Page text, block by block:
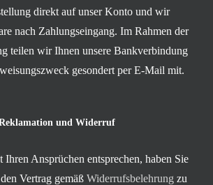
direkt auf unser Konto und wir
nach Zahlungseingang. Im Rahmen der
teilen wir Ihnen unsere Bankverbindung
gesondert per E-Mail mit.
und Widerruf
Ihren Ansprüchen entsprechen, haben Sie
Vertrag gemäß Widerrufsbelehrung zu